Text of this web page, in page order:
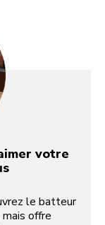
votre
le batteur
offre